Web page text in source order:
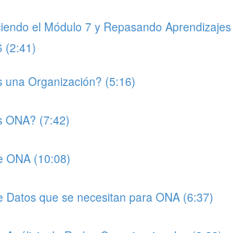
el Módulo 7 y Repasando Aprendizajes
(2:41)
una Organización? (5:16)
ONA? (7:42)
ONA (10:08)
Datos que se necesitan para ONA (6:37)